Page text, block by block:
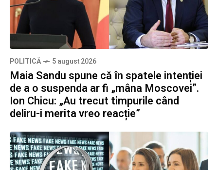
POLITICĂ 5 august 2026
Maia Sandu spune că în spatele intenției
de a o suspenda ar fi „mâna Moscovei”.
Ion Chicu: „Au trecut timpurile când
deliru-i merita vreo reacție”